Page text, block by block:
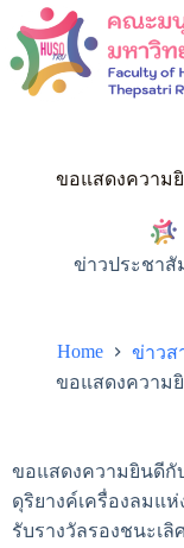
ขอแสดงความยิ
ข่าวประชาสั
Home ข่าวส
ขอแสดงความยิ
ขอแสดงความยินดีกับ
ดุริยางค์เครื่องลมแ
รับรางวัลรองชนะเ